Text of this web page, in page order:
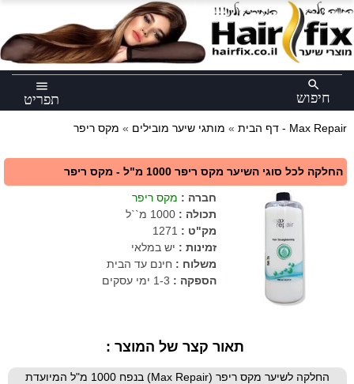
menu
תפריט
search
חיפוש
דף הבית » מותגי שיער מובילים » מקס ריפר - Max Repair
החלקה לכל סוגי השיער מקס ריפר 1000 מ"ל - מקס ריפר
חברה : מקס ריפר
תכולה : 1000 מ``ל
מק"ט :
1271
זמינות : יש במלאי
משלוח : חינם עד הבית
הספקה : 1-3 ימי עסקים
תאור קצר של המוצר :
החלקה לשיער מקס ריפר (Max Repair) בנפח 1000 מ"ל המיועדת
×